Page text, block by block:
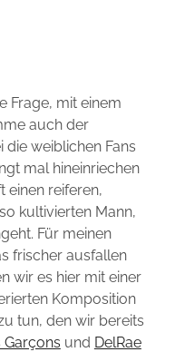
Frage, mit einem
auch der
weiblichen Fans
mal hineinriechen
einen reiferen,
kultivierten Mann,
Für meinen
frischer ausfallen
wir es hier mit einer
Komposition
tun, den wir bereits
und DelRae